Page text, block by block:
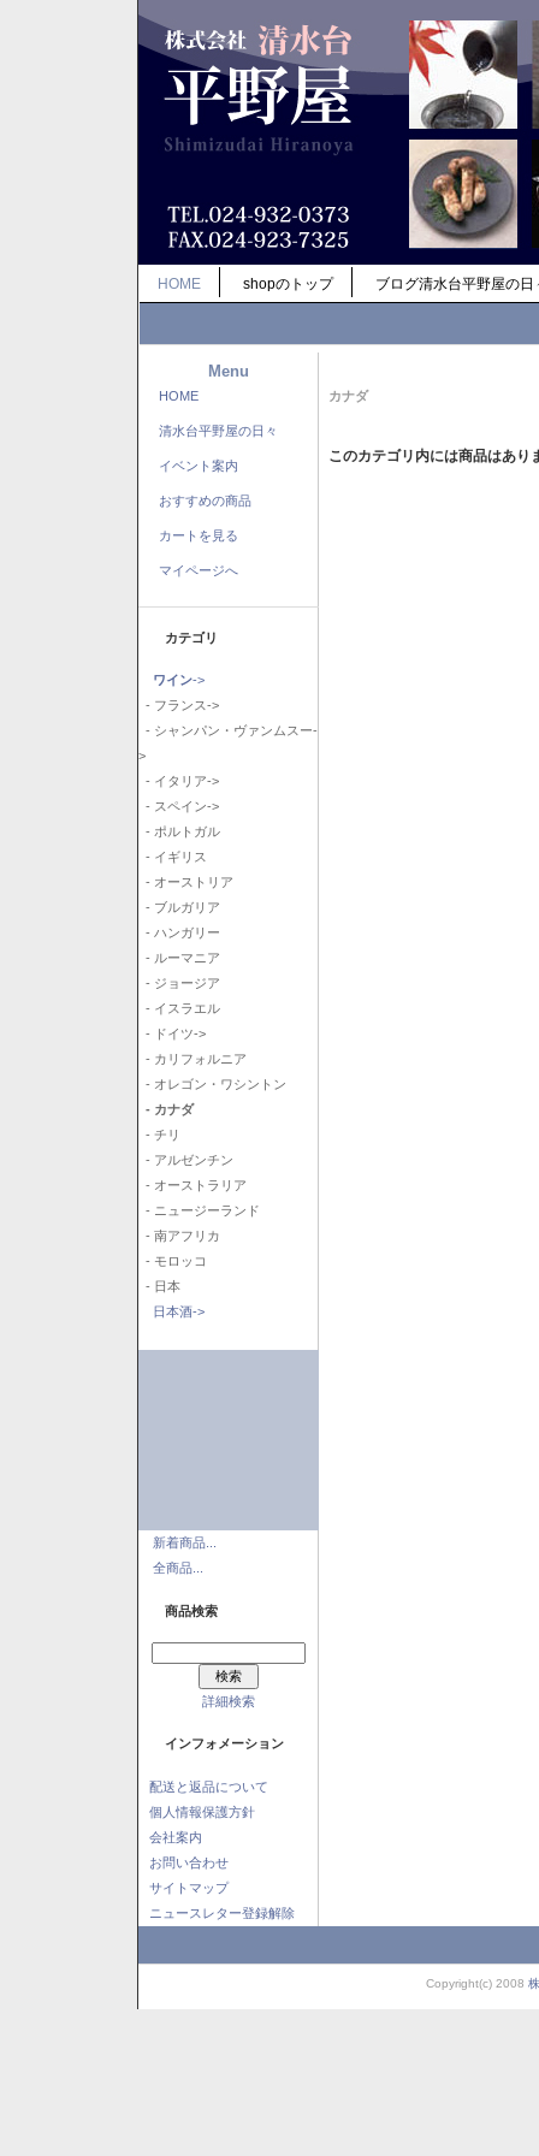
HOME shopのトップ ブログ清水台平野屋の日
Menu
HOME
清水台平野屋の日々
イベント案内
おすすめの商品
カートを見る
マイページへ
カテゴリ
ワイン->
- フランス->
- シャンパン・ヴァンムスー-
>
- イタリア->
- スペイン->
- ポルトガル
- イギリス
- オーストリア
- ブルガリア
- ハンガリー
- ルーマニア
- ジョージア
- イスラエル
- ドイツ->
- カリフォルニア
- オレゴン・ワシントン
- カナダ
- チリ
- アルゼンチン
- オーストラリア
- ニュージーランド
- 南アフリカ
- モロッコ
- 日本
日本酒->
新着商品...
全商品...
商品検索
詳細検索
インフォメーション
配送と返品について
個人情報保護方針
会社案内
お問い合わせ
サイトマップ
ニュースレター登録解除
カナダ
このカテゴリ内には商品はあり
Copyright(c) 2008